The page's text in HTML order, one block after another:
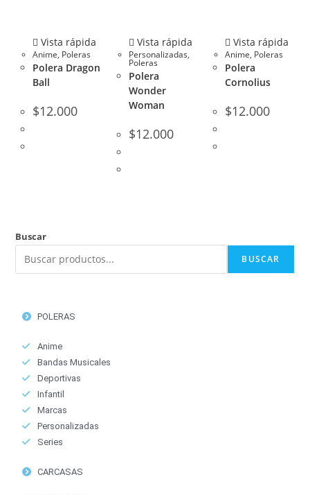
Vista rápida
Anime, Poleras
Polera Dragon
Ball
$12.000
Vista rápida
Personalizadas,
Poleras
Polera
Wonder
Woman
$12.000
Vista rápida
Anime, Poleras
Polera
Cornolius
$12.000
Buscar
BUSCAR
POLERAS
Anime
Bandas Musicales
Deportivas
Infantil
Marcas
Personalizadas
Series
CARCASAS